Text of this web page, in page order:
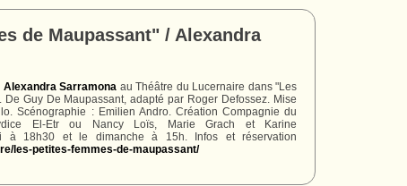
de Maupassant" / Alexandra
Alexandra Sarramona au Théâtre du Lucernaire dans "Les
De Guy De Maupassant, adapté par Roger Defossez. Mise
Scénographie : Emilien Andro. Création Compagnie du
El-Etr ou Nancy Loïs, Marie Grach et Karine
à 18h30 et le dimanche à 15h. Infos et réservation
les-petites-femmes-de-maupassant/